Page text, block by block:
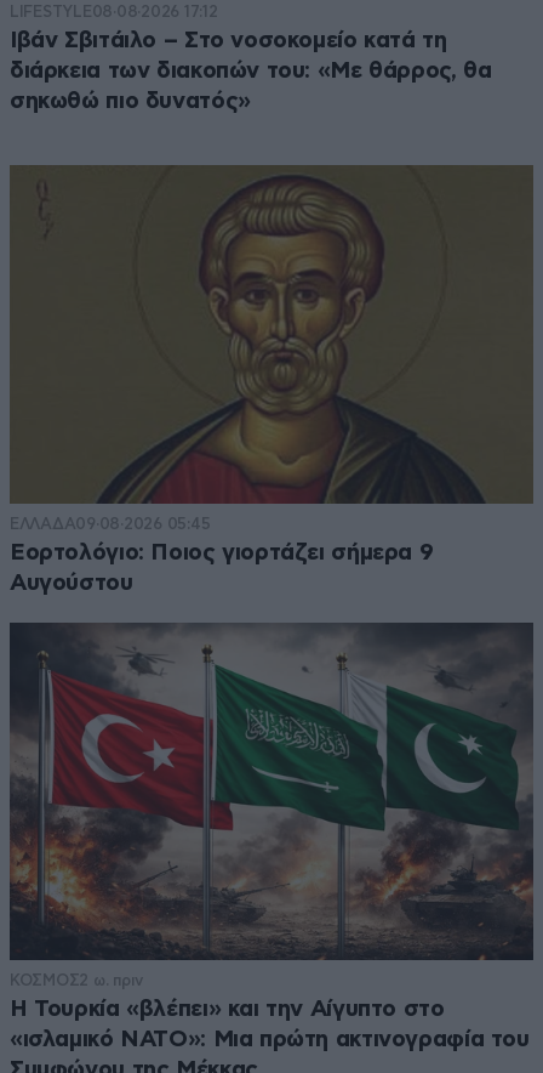
LIFESTYLE08·08·2026 17:12
Ιβάν Σβιτάιλο – Στο νοσοκομείο κατά τη
διάρκεια των διακοπών του: «Με θάρρος, θα
σηκωθώ πιο δυνατός»
ΕΛΛΑΔΑ09·08·2026 05:45
Εορτολόγιο: Ποιος γιορτάζει σήμερα 9
Αυγούστου
ΚΟΣΜΟΣ2 ω. πριν
Η Τουρκία «βλέπει» και την Αίγυπτο στο
«ισλαμικό ΝΑΤΟ»: Μια πρώτη ακτινογραφία του